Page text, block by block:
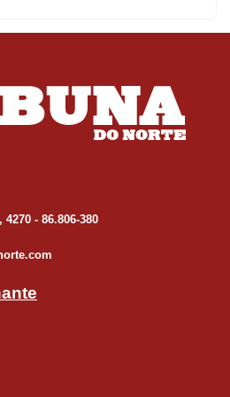
desde 2022, quando atingiram
On Board). “Se a indústria
exportação aumentou é fato. Resta
mercado interno se manteve e, se
está expandindo produção e,
- 86.806-380